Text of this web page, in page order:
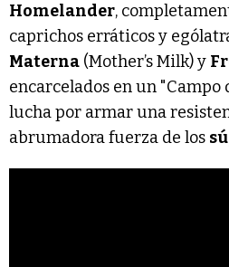
Homelander,
caprichos erráticos y
Materna (Mother’s Milk) y
encarcelados en un "Campo
lucha por armar una
abrumadora fuerza de los